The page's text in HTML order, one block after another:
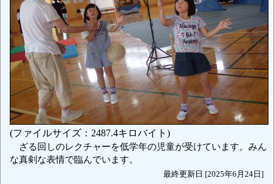
(ファイルサイズ：2487.4キロバイト)
ざる回しのレクチャーを低学年の児童が受けています。みん
な真剣な表情で臨んでいます。
最終更新日 [2025年6月24日]